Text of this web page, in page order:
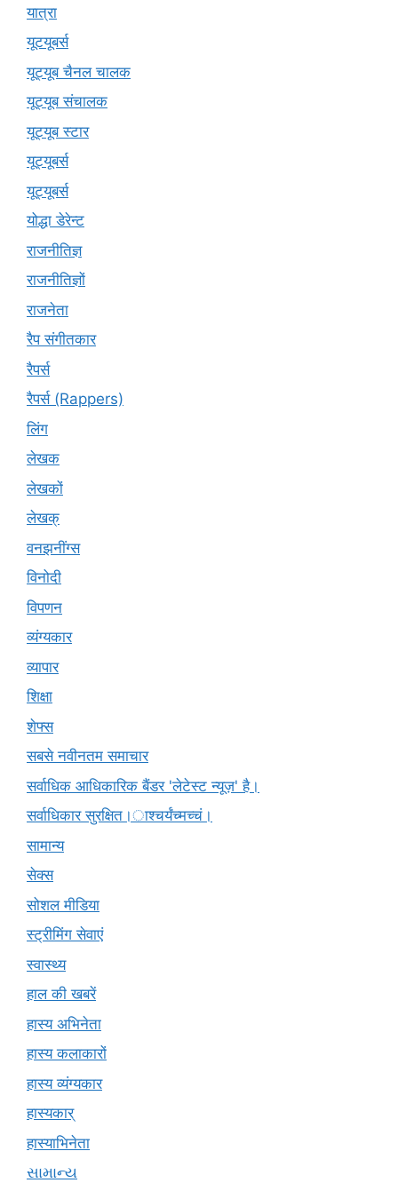
यात्रा
यूटयूबर्स
यूट्यूब चैनल चालक
यूट्यूब संचालक
यूट्यूब स्टार
यूट्यूबर्स
यूट्‍यूबर्स
योद्धा डेरेन्ट
राजनीतिज्ञ
राजनीतिज्ञों
राजनेता
रैप संगीतकार
रैपर्स
रैपर्स (Rappers)
लिंग
लेखक
लेखकों
लेखक्
वनझनींग्स
विनोदी
विपणन
व्यंग्यकार
व्यापार
शिक्षा
शेफ्स
सबसे नवीनतम समाचार
सर्वाधिक आधिकारिक बैंडर 'लेटेस्ट न्यूज़' है।
सर्वाधिकार सुरक्षित।ाश्चर्यंच्मच्चं।
सामान्य
सेक्स
सोशल मीडिया
स्ट्रीमिंग सेवाएं
स्वास्थ्य
हाल की खबरें
हास्य अभिनेता
हास्य कलाकारों
हास्य व्यंग्यकार
हास्यकार्
हास्याभिनेता
સામાન્ય